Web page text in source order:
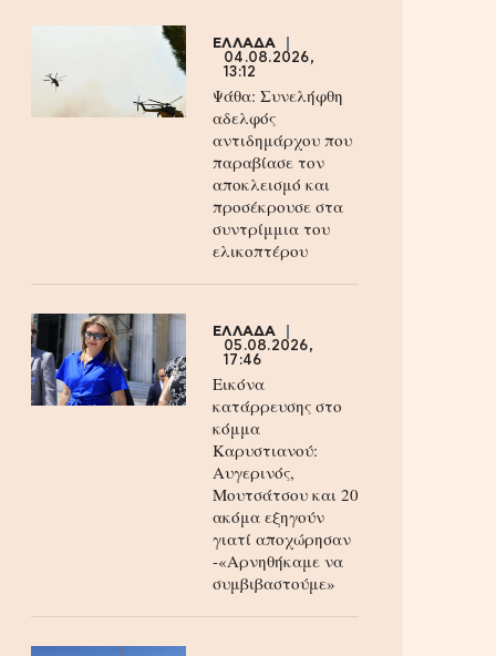
ΕΛΛΑΔΑ
04.08.2026,
13:12
Ψάθα: Συνελήφθη
αδελφός
αντιδημάρχου που
παραβίασε τον
αποκλεισμό και
προσέκρουσε στα
συντρίμμια του
ελικοπτέρου
ΕΛΛΑΔΑ
05.08.2026,
17:46
Εικόνα
κατάρρευσης στο
κόμμα
Καρυστιανού:
Αυγερινός,
Μουτσάτσου και 20
ακόμα εξηγούν
γιατί αποχώρησαν
-«Αρνηθήκαμε να
συμβιβαστούμε»